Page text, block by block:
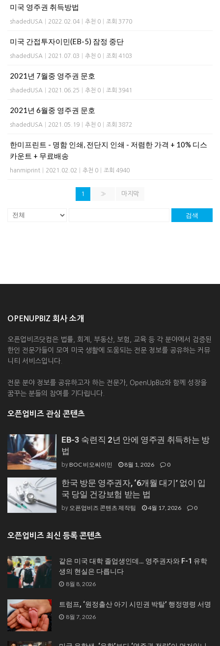
미국 영주권 취득방법
shadedUSA 2022.02.04 추천 0 조회 3770
미국 간접투자이민(EB-5) 잠정 중단
shadedUSA 2021.07.03 추천 0 조회 4103
2021년 7월중 영주권 문호
shadedUSA 2021.06.25 추천 0 조회 3941
2021년 6월중 영주권 문호
shadedUSA 2021.05.19 추천 0 조회 3872
한미프린트 - 명함 인쇄, 전단지 인쇄 - 저렴한 가격 + 10% 디스
카운트 + 무료배송
hanmiprint 2021.02.02 추천 0 조회 4940
1 » 마지막
검색
OPENUPBIZ 회사 소개
오픈업비즈닷컴은 법률, 회계, 부동산, 보험, 교육 등 각 분야에서 검증된
한인 전문가들이 모여 미국 생활에 도움되는 전문 정보를 공유하는 커뮤
니티 서비스입니다.
전문 분야 정보를 공유하고자 하는 전문가, OpenUpBiz와 함께 성장을
꿈꾸는 분들의 참여를 기다립니다.
오픈업비즈 관심 콘텐츠
EB-3 숙련직 2년 안에 영주권 취득하는 방
법
byBOC 비오씨이민 8월 1, 2026 0
한국 방문 영주권자, ‘6개월 대기’ 없이 입
국 당일 건강보험 받는 법
by 오픈업비즈 콘텐츠 제작팀 4월 17, 2026 0
오픈업비즈 최신 등록 콘텐츠
같은 미국 대학 졸업생인데… 영주권자와 F-1 유학
생의 현실은 다릅니다
8월 8, 2026
트럼프, ‘원정출산 아기 시민권 박탈’ 행정명령 서명
8월 7, 2026